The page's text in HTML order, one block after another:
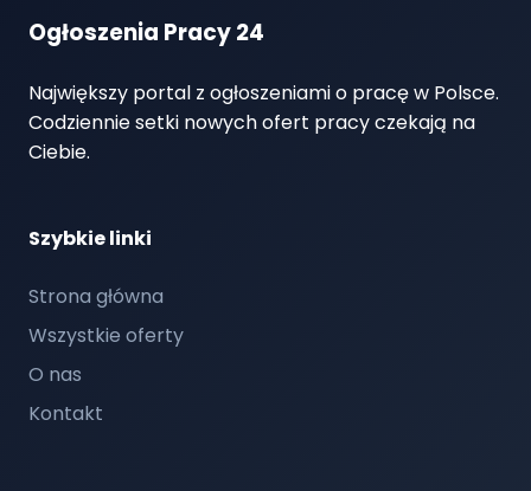
Ogłoszenia Pracy 24
Największy portal z ogłoszeniami o pracę w Polsce.
Codziennie setki nowych ofert pracy czekają na
Ciebie.
Szybkie linki
Strona główna
Wszystkie oferty
O nas
Kontakt